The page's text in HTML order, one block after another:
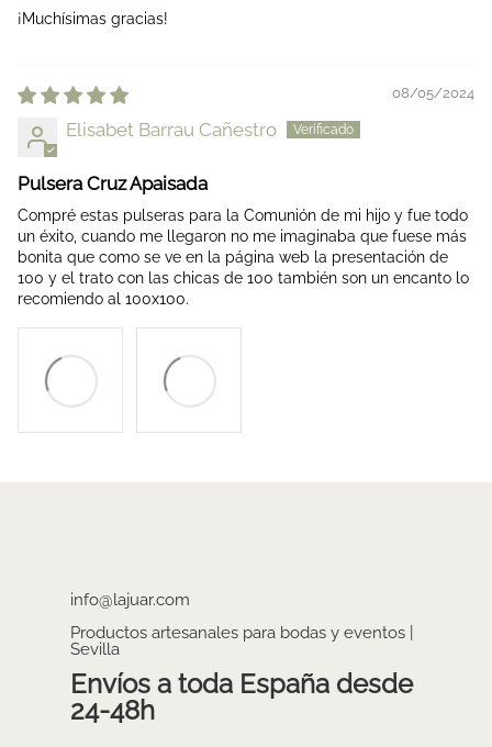
¡Muchísimas gracias!
08/05/2024
Elisabet Barrau Cañestro
Pulsera Cruz Apaisada
Compré estas pulseras para la Comunión de mi hijo y fue todo
un éxito, cuando me llegaron no me imaginaba que fuese más
bonita que como se ve en la página web la presentación de
100 y el trato con las chicas de 100 también son un encanto lo
recomiendo al 100x100.
info@lajuar.com
Productos artesanales para bodas y eventos |
Sevilla
Envíos a toda España desde
24-48h